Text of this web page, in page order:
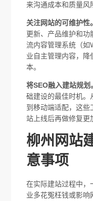
来沟通成本和质量风
关注网站的可维护性。
更新、产品维护和功
流内容管理系统（如
业自主管理内容，降
本。
将SEO融入建站规划
础建设的最佳时机。
到移动端适配，这些
站上线后再做修复更
柳州网站
意事项
在实际建站过程中，
业多花冤枉钱或影响